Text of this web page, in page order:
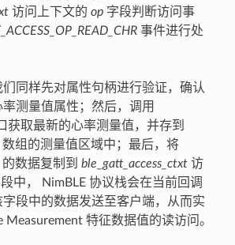
访问上下文的 op字段判断访问事
事件进行处
同样先对属性句柄进行验证，确认
测量值属性；然后，调用
获取最新的心率测量值，并存到
组的测量值区域中；最后，将
数据复制到 ble_gatt_access_ctxt访
中， NimBLE 协议栈会在当前回调
段中的数据发送至客户端，从而实
Measurement 特征数据值的读访问。